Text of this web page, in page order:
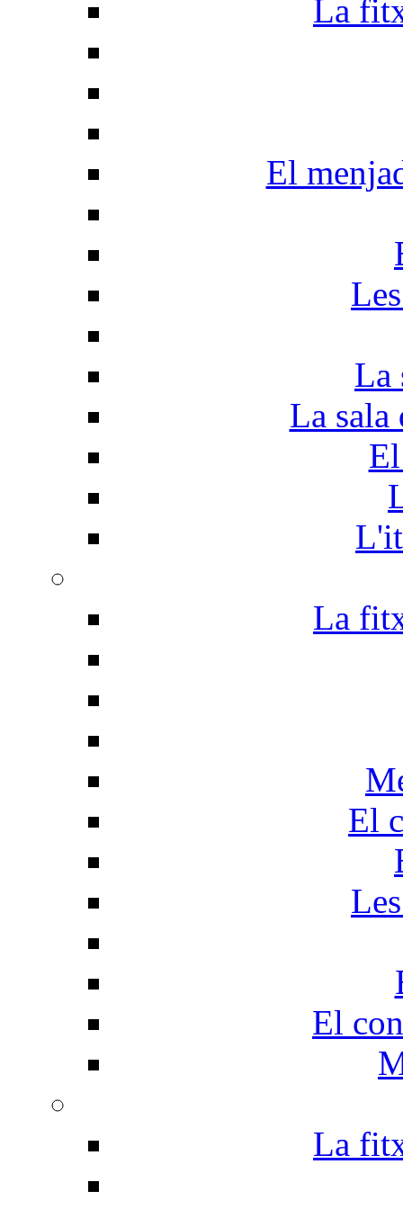
La
El
La
La
La
El
El
La